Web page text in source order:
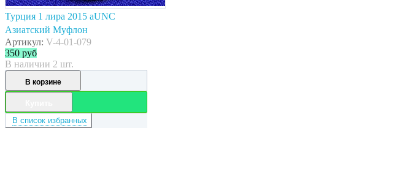
Турция 1 лира 2015 aUNC
Азиатский Муфлон
Артикул: V-4-01-079
350 руб
В наличии 2 шт.
В корзине
В список избранных